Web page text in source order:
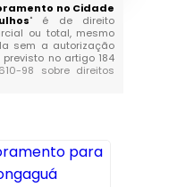
no Cidade
" é de direito
ou total, mesmo
sem a autorização
no artigo 184
98 sobre direitos